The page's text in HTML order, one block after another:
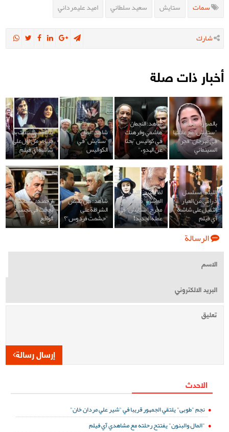
سمات ستايش سعيد سلطاني اميد عليمرداني
شارك
أخبار ذات صلة
بالصورة.. نجمة
"ستايش" مع عائلتها
في مهرجان "فجر"
السينمائي
شاهد: النجمان
هاشمي وفرهنك
في كواليس "بحثا
عن الهدوء"
شاهد: أبطال
"ستايش" في
الكواليس
ثلاثة مسلسلات بما
فيها عرض اول على
شاشة آي فيلم
الليلة: مسلسل
درامي من العيار
الثقيل على شاشة
آي فيلم
لمّا يصبح "اللیلة
العاشرة" مصدر الهام
مخرج "ستايش" في
عمله الجديد!
شاهد: هل تقبض
الشرطة على
"حشمت فردوس"؟
ارجمند: "ستايش"
نجحت في تجسيد
الواقع
الرسالة
إرسال رسالة
الاحدث
نجم "طوبى" يلتقي الجمهور قريبا في "شير علي مردان خان"
"المال والبنون" يفتتح رحلته مع مشاهدي آي فيلم